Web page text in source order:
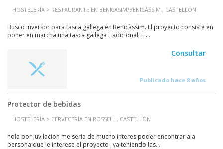
HOSTELERÍA > RESTAURANTE EN BENICASIM/BENICÀSSIM , CASTELLÓN
Busco inversor para tasca gallega en Benicàssim. El proyecto consiste en
poner en marcha una tasca gallega tradicional. El...
Consultar
Publicado hace 8 años
Protector de bebidas
HOSTELERÍA > CERVECERÍA EN ROSSELL , CASTELLÓN
hola por juvilacion me seria de mucho interes poder encontrar ala
persona que le interese el proyecto , ya teniendo las...